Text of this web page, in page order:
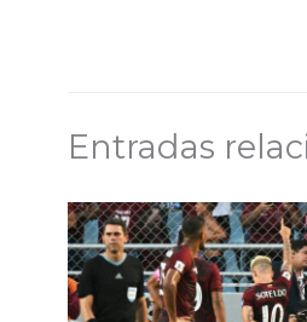
Entradas